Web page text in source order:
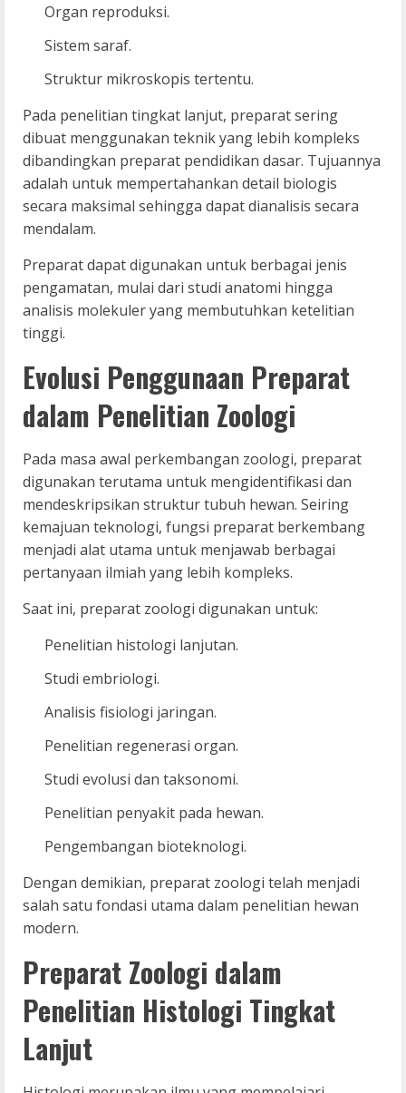
Organ reproduksi.
Sistem saraf.
Struktur mikroskopis tertentu.
Pada penelitian tingkat lanjut, preparat sering
dibuat menggunakan teknik yang lebih kompleks
dibandingkan preparat pendidikan dasar. Tujuannya
adalah untuk mempertahankan detail biologis
secara maksimal sehingga dapat dianalisis secara
mendalam.
Preparat dapat digunakan untuk berbagai jenis
pengamatan, mulai dari studi anatomi hingga
analisis molekuler yang membutuhkan ketelitian
tinggi.
Evolusi Penggunaan Preparat
dalam Penelitian Zoologi
Pada masa awal perkembangan zoologi, preparat
digunakan terutama untuk mengidentifikasi dan
mendeskripsikan struktur tubuh hewan. Seiring
kemajuan teknologi, fungsi preparat berkembang
menjadi alat utama untuk menjawab berbagai
pertanyaan ilmiah yang lebih kompleks.
Saat ini, preparat zoologi digunakan untuk:
Penelitian histologi lanjutan.
Studi embriologi.
Analisis fisiologi jaringan.
Penelitian regenerasi organ.
Studi evolusi dan taksonomi.
Penelitian penyakit pada hewan.
Pengembangan bioteknologi.
Dengan demikian, preparat zoologi telah menjadi
salah satu fondasi utama dalam penelitian hewan
modern.
Preparat Zoologi dalam
Penelitian Histologi Tingkat
Lanjut